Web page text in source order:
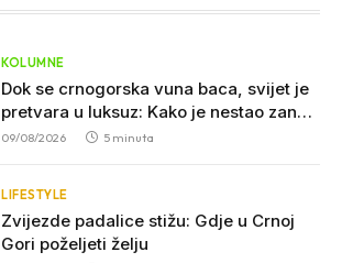
KOLUMNE
Dok se crnogorska vuna baca, svijet je
pretvara u luksuz: Kako je nestao zanat
koji je nekada hranio sjever
09/08/2026 5 minuta
LIFESTYLE
Zvijezde padalice stižu: Gdje u Crnoj
Gori poželjeti želju